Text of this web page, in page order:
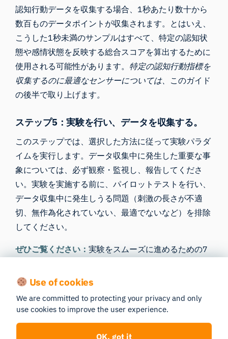
認知行動データを収集する場合、1秒あたり数十から
数百ものデータポイントが収集されます。とはいえ、
こうした1秒未満のサンプルはすべて、特定の認知状
態や感情状態を反映する総合スコアを算出するために
使用される可能性があります。 特定の認知行動指標を
収集するのに最適なセンサーについては、 このガイド
の後半で取り上げます。
ステップ5：実験を行い、データを収集する。
このステップでは、選択した方法に従って実験パラダ
イムを実行します。データ収集中に発生した重要な事
象については、必ず観察・監視し、報告してくださ
い。実験を実施する前に、パイロットテストを行い、
データ収集中に発生しうる問題（刺激の長さが不適
切、無作為化されていない、最適でないなど）を排除
してください。
ぜひご覧ください：実験をスムーズに進めるための7
ステップ6：データの前処理を行い、指標を分析
する。
人間の認知行動研究において、生データには自己報告
Use of cookies
We are committed to protecting your privacy and only
use cookies to improve the user experience.
OK, got it